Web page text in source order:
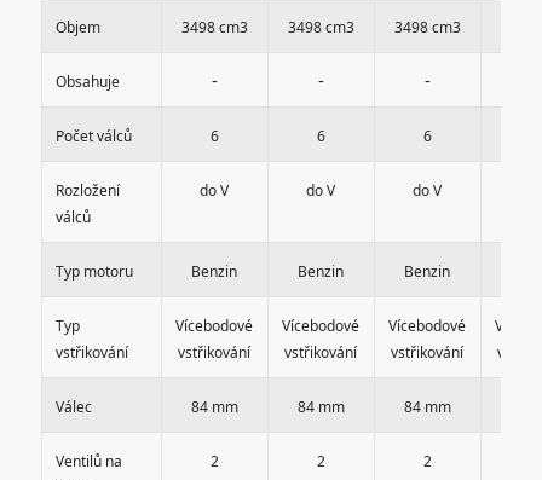
Objem 3498 cm3 3498 cm3 3498 cm3
Obsahuje - - -
Počet válců 6 6 6
Rozložení
válců
do V do V do V
Typ motoru Benzin Benzin Benzin
Typ
vstřikování
Vícebodové
vstřikování
Vícebodové
vstřikování
Vícebodové
vstřikování
Válec 84 mm 84 mm 84 mm
Ventilů na
2 2 2